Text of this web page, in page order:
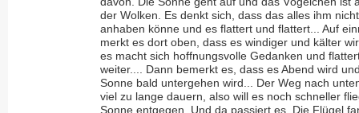
der Wolken. Es denkt sich, dass das alles ihm
anhaben könne und es flattert und flattert... Auf
merkt es dort oben, dass es windiger und kälter
es macht sich hoffnungsvolle Gedanken und
weiter.... Dann bemerkt es, dass es Abend wird
Sonne bald untergehen wird... Der Weg nach
viel zu lange dauern, also will es noch schneller
Sonne entgegen. Und da passiert es. Die Flügel